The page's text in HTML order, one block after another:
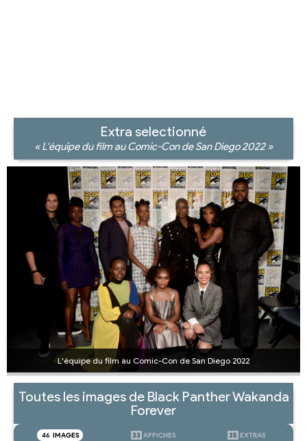
Extra selectionné
« L'équipe du film au Comic-Con de San Diego 2022 »
L'équipe du film au Comic-Con de San Diego 2022
Toutes les images de Black Panther Wakanda
Forever
46 IMAGES 33 AFFICHES 35 EXTRAS